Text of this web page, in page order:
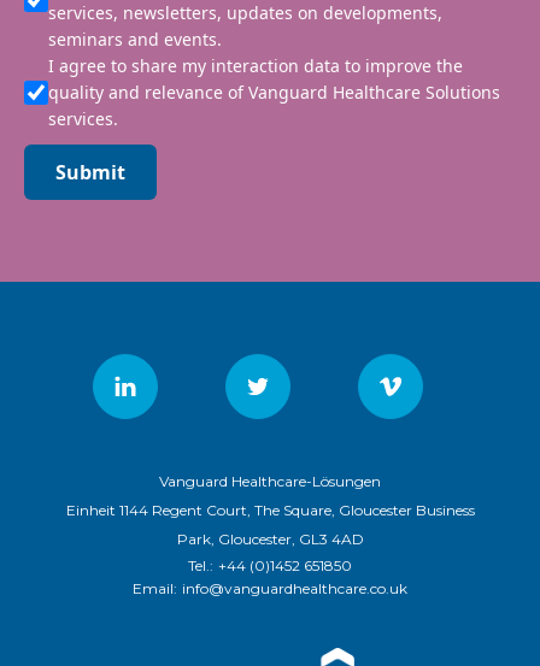
services, newsletters, updates on developments,
seminars and events.
I agree to share my interaction data to improve the
quality and relevance of Vanguard Healthcare Solutions
services.
Submit
Vanguard Healthcare-Lösungen
Einheit 1144 Regent Court, The Square, Gloucester Business
Park, Gloucester, GL3 4AD
Tel.: +44 (0)1452 651850
Email: info@vanguardhealthcare.co.uk